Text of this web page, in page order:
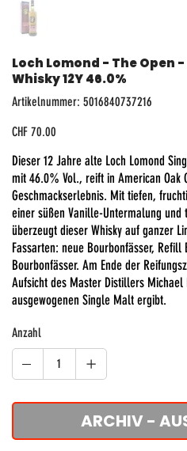
Loch Lomond - The Open
Whisky 12Y 46.0%
Artikelnummer: Artikelnummer:
5016840737216
5016840737216
Preis
CHF 70.00
Dieser 12 Jahre alte Loch Lomond
mit 46.0% Vol., reift in American Oak
Geschmackserlebnis. Mit tiefen,
einer süßen Vanille-Untermalung und
überzeugt dieser Whisky auf ganzer
Fassarten: neue Bourbonfässer,
Bourbonfässer. Am Ende der
Aufsicht des Master Distillers
ausgewogenen Single Malt ergibt.
Anzahl
ARCHIV -